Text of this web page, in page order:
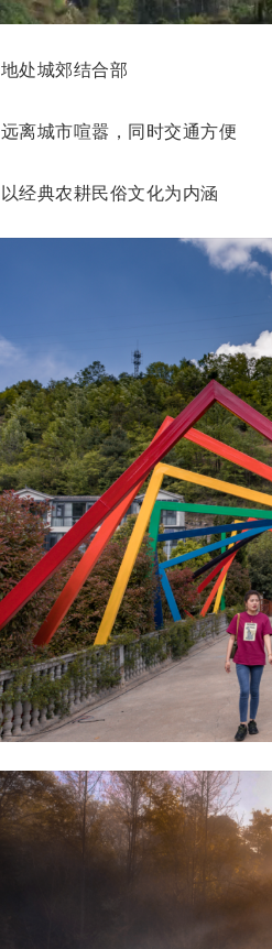
地处城郊结合部
远离城市喧嚣，同时交通方便
以经典农耕民俗文化为内涵